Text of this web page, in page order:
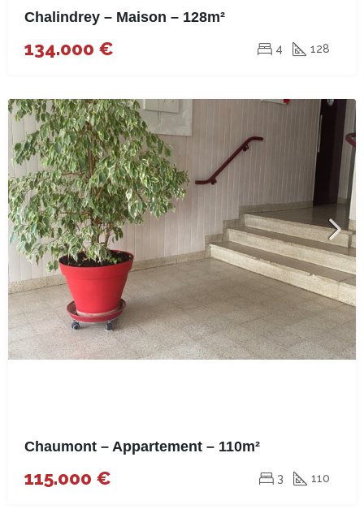
Chalindrey – Maison – 128m²
134.000 € 4 128
Chaumont – Appartement – 110m²
115.000 € 3 110